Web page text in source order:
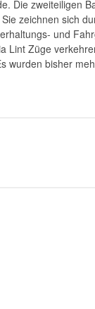
Die zweiteiligen
zeichnen sich
und
Lint Züge
wurden bisher